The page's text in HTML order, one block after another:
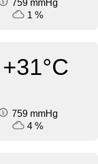
759 mmHg
1 %
+31°C
759 mmHg
4 %